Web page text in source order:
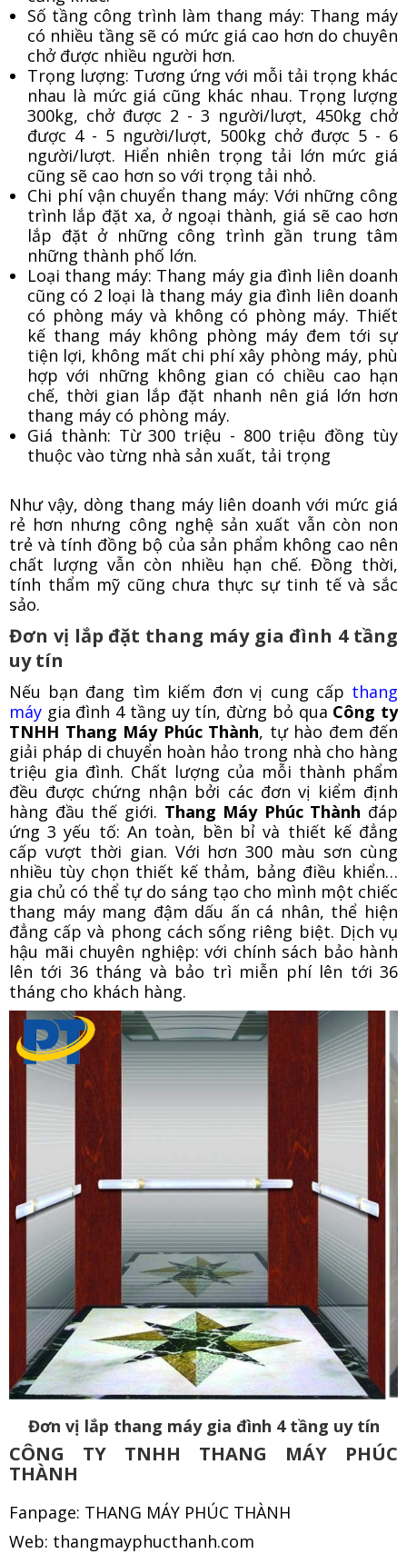
Số tầng công trình làm thang máy: Thang máy
có nhiều tầng sẽ có mức giá cao hơn do chuyên
chở được nhiều người hơn.
Trọng lượng: Tương ứng với mỗi tải trọng khác
nhau là mức giá cũng khác nhau. Trọng lượng
300kg, chở được 2 - 3 người/lượt, 450kg chở
được 4 - 5 người/lượt, 500kg chở được 5 - 6
người/lượt. Hiển nhiên trọng tải lớn mức giá
cũng sẽ cao hơn so với trọng tải nhỏ.
Chi phí vận chuyển thang máy: Với những công
trình lắp đặt xa, ở ngoại thành, giá sẽ cao hơn
lắp đặt ở những công trình gần trung tâm
những thành phố lớn.
Loại thang máy: Thang máy gia đình liên doanh
cũng có 2 loại là thang máy gia đình liên doanh
có phòng máy và không có phòng máy. Thiết
kế thang máy không phòng máy đem tới sự
tiện lợi, không mất chi phí xây phòng máy, phù
hợp với những không gian có chiều cao hạn
chế, thời gian lắp đặt nhanh nên giá lớn hơn
thang máy có phòng máy.
Giá thành: Từ 300 triệu - 800 triệu đồng tùy
thuộc vào từng nhà sản xuất, tải trọng
Như vậy, dòng thang máy liên doanh với mức giá
rẻ hơn nhưng công nghệ sản xuất vẫn còn non
trẻ và tính đồng bộ của sản phẩm không cao nên
chất lượng vẫn còn nhiều hạn chế. Đồng thời,
tính thẩm mỹ cũng chưa thực sự tinh tế và sắc
sảo.
Đơn vị lắp đặt thang máy gia đình 4 tầng
uy tín
Nếu bạn đang tìm kiếm đơn vị cung cấp thang
máy gia đình 4 tầng uy tín, đừng bỏ qua Công ty
TNHH Thang Máy Phúc Thành, tự hào đem đến
giải pháp di chuyển hoàn hảo trong nhà cho hàng
triệu gia đình. Chất lượng của mỗi thành phẩm
đều được chứng nhận bởi các đơn vị kiểm định
hàng đầu thế giới. Thang Máy Phúc Thành đáp
ứng 3 yếu tố: An toàn, bền bỉ và thiết kế đẳng
cấp vượt thời gian. Với hơn 300 màu sơn cùng
nhiều tùy chọn thiết kế thảm, bảng điều khiển…
gia chủ có thể tự do sáng tạo cho mình một chiếc
thang máy mang đậm dấu ấn cá nhân, thể hiện
đẳng cấp và phong cách sống riêng biệt. Dịch vụ
hậu mãi chuyên nghiệp: với chính sách bảo hành
lên tới 36 tháng và bảo trì miễn phí lên tới 36
tháng cho khách hàng.
Đơn vị lắp thang máy gia đình 4 tầng uy tín
CÔNG TY TNHH THANG MÁY PHÚC
THÀNH
Fanpage: THANG MÁY PHÚC THÀNH
Web: thangmayphucthanh.com